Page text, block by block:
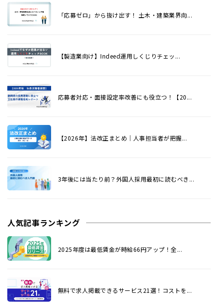
「応募ゼロ」から抜け出す！ 土木・建築業界向...
【製造業向け】Indeed運用しくじりチェッ...
応募者対応・面接設定率改善にも役立つ！【20...
【2026年】法改正まとめ｜人事担当者が把握...
3年後には当たり前？外国人採用最初に読むべき...
人気記事ランキング
2025年度は最低賃金が時給66円アップ！全...
無料で求人掲載できるサービス21選！コストを...